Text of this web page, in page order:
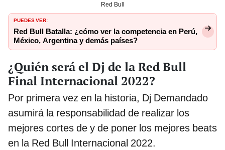
Red Bull
PUEDES VER:
Red Bull Batalla: ¿cómo ver la competencia en Perú,
México, Argentina y demás países?
¿Quién será el Dj de la Red Bull
Final Internacional 2022?
Por primera vez en la historia, Dj Demandado
asumirá la responsabilidad de realizar los
mejores cortes de y de poner los mejores beats
en la Red Bull Internacional 2022.